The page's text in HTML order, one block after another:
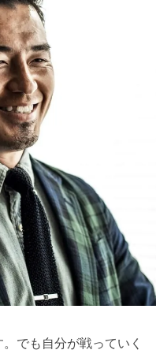
でも自分が戦っていく